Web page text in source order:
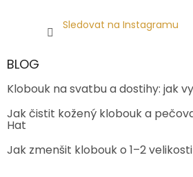
Sledovat na Instagramu
BLOG
Klobouk na svatbu a dostihy: jak
Jak čistit kožený klobouk a
Hat
Jak zmenšit klobouk o 1–2